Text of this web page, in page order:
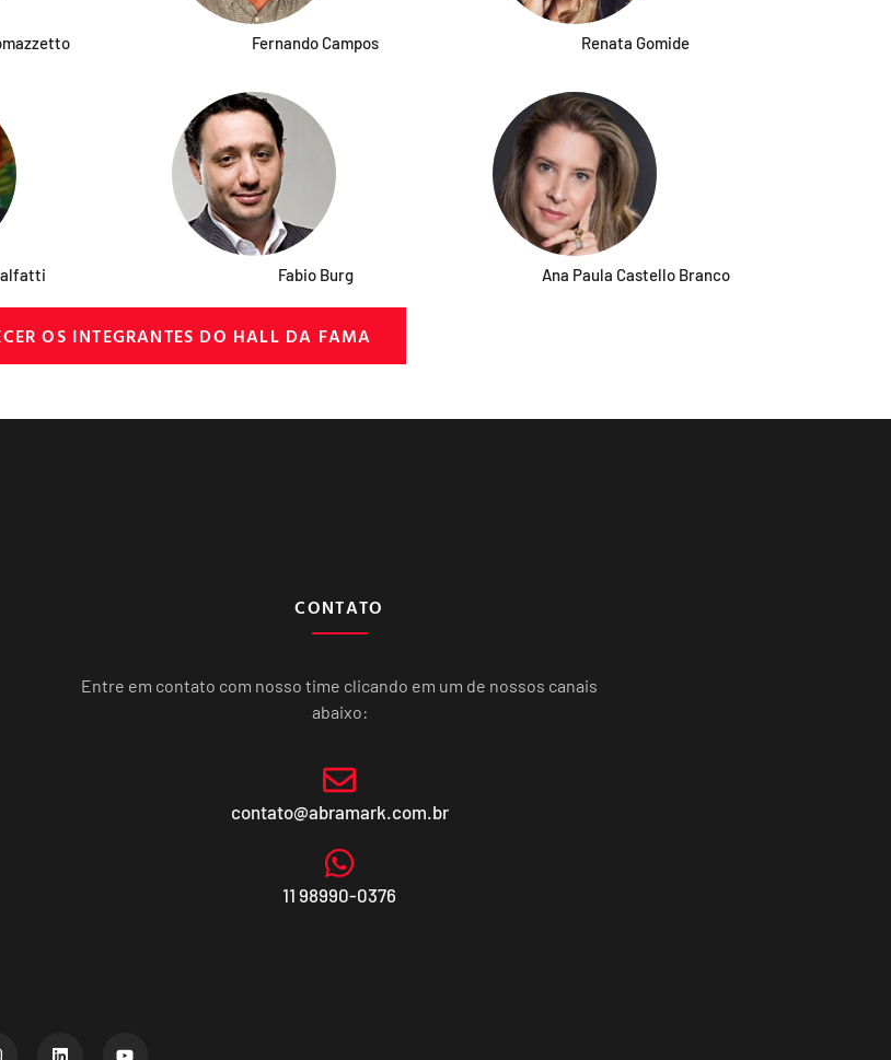
Fernando Campos Renata Gomide
Fabio Burg Ana Paula Castello Branco
OS INTEGRANTES DO HALL DA FAMA
CONTATO
Entre em contato com nosso time clicando em um de nossos canais
abaixo:
contato@abramark.com.br
11 98990-0376